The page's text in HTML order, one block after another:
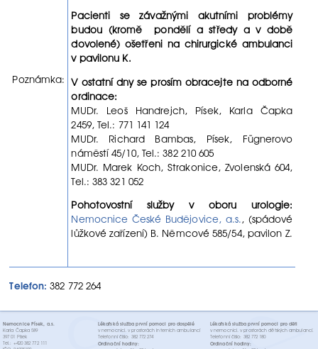
Poznámka:
Pacienti se závažnými akutními problémy
budou (kromě pondělí a středy a v době
dovolené) ošetřeni na chirurgické ambulanci
v pavilonu K.
V ostatní dny se prosím obracejte na odborné
ordinace:
MUDr. Leoš Handrejch, Písek, Karla Čapka
2459, Tel.: 771 141 124
MUDr. Richard Bambas, Písek, Fügnerovo
náměstí 45/10, Tel.: 382 210 605
MUDr. Marek Koch, Strakonice, Zvolenská 604,
Tel.: 383 321 052
Pohotovostní služby v oboru urologie:
Nemocnice České Budějovice, a.s., (spádové
lůžkové zařízení) B. Němcové 585/54, pavilon Z.
Telefon: 382 772 264
Nemocnice Písek, a.s.
Karla Čapka 589
397 01 Písek
Tel.: +420 382 772 111
Lékařská služba první pomoci pro dospělé
v nemocnici, v prostorách interních ambulancí
Telefonní číslo: 382 772 274
Ordinační hodiny:
Lékařská služba první pomoci pro děti
v nemocnici, v prostorách dětských ambulancí.
Telefonní číslo: 382 772 180
Ordinační hodiny: